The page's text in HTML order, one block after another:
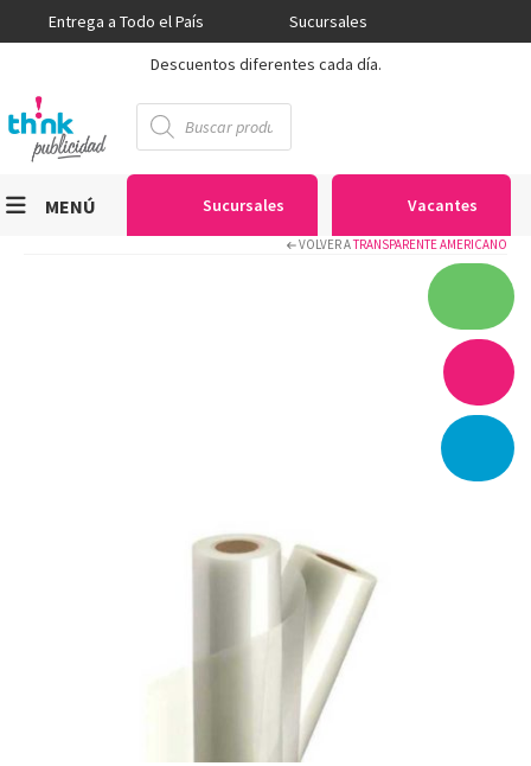
Entrega a Todo el País
Sucursales
Descuentos diferentes cada día.
Búsqueda
de
productos
Sucursales Vacantes
MENÚ
Artículos Varios
Catálogos
Facturación
Listas de Precios
VOLVER ATRANSPARENTE AMERICANO